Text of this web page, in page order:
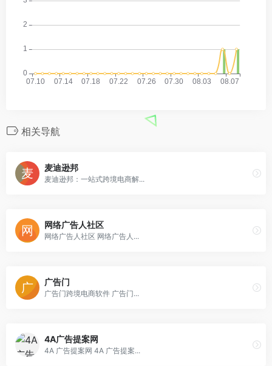
相关导航
麦迪逊邦
麦迪逊邦：一站式跨境电商解...
网络广告人社区
网络广告人社区 网络广告人...
广告门
广告门跨境电商软件 广告门...
4A广告提案网
4A 广告提案网 4A 广告提案...